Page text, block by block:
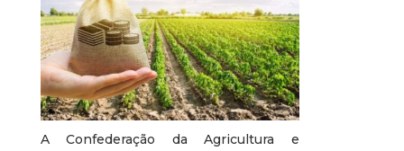
A Confederação da Agricultura e